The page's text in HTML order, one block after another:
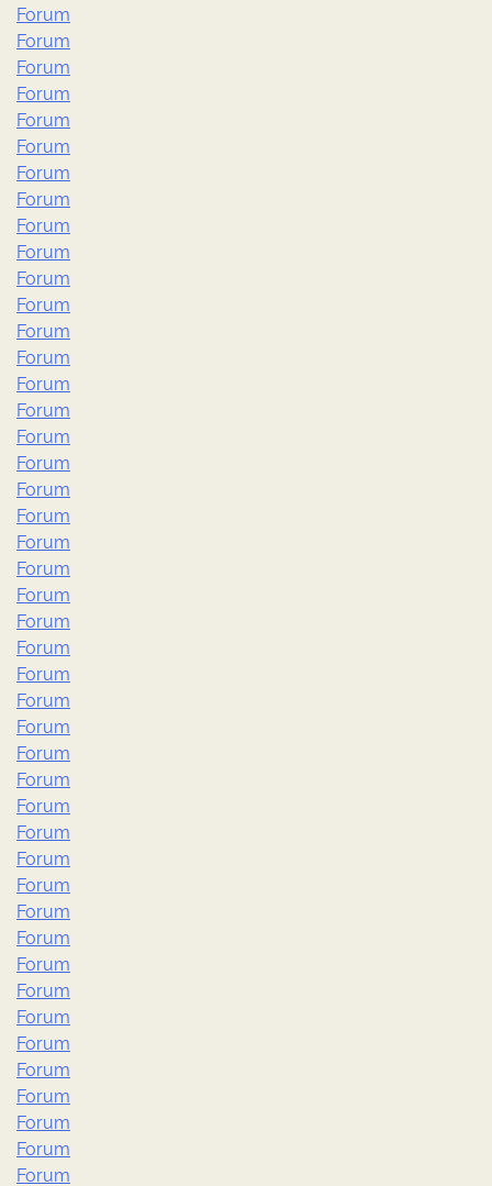
Forum
Forum
Forum
Forum
Forum
Forum
Forum
Forum
Forum
Forum
Forum
Forum
Forum
Forum
Forum
Forum
Forum
Forum
Forum
Forum
Forum
Forum
Forum
Forum
Forum
Forum
Forum
Forum
Forum
Forum
Forum
Forum
Forum
Forum
Forum
Forum
Forum
Forum
Forum
Forum
Forum
Forum
Forum
Forum
Forum